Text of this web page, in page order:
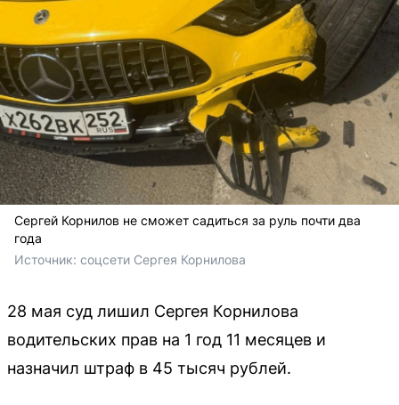
Сергей Корнилов не сможет садиться за руль почти два
года
Источник: соцсети Сергея Корнилова
28 мая суд лишил Сергея Корнилова
водительских прав на 1 год 11 месяцев и
назначил штраф в 45 тысяч рублей.